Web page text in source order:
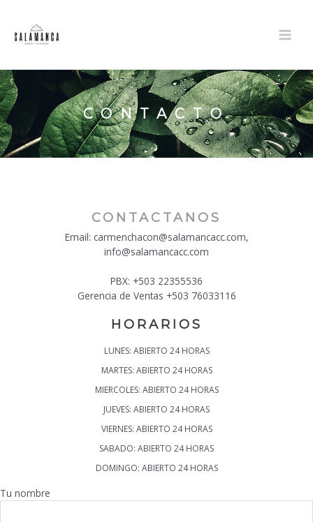
contenido
MAIN
CONTACTO
CONTACTANOS
Email: carmenchacon@salamancacc.com,
info@salamancacc.com
PBX: +503 22355536
Gerencia de Ventas +503 76033116
HORARIOS
LUNES: ABIERTO 24 HORAS
MARTES: ABIERTO 24 HORAS
MIERCOLES: ABIERTO 24 HORAS
JUEVES: ABIERTO 24 HORAS
VIERNES: ABIERTO 24 HORAS
SABADO: ABIERTO 24 HORAS
DOMINGO: ABIERTO 24 HORAS
Tu nombre